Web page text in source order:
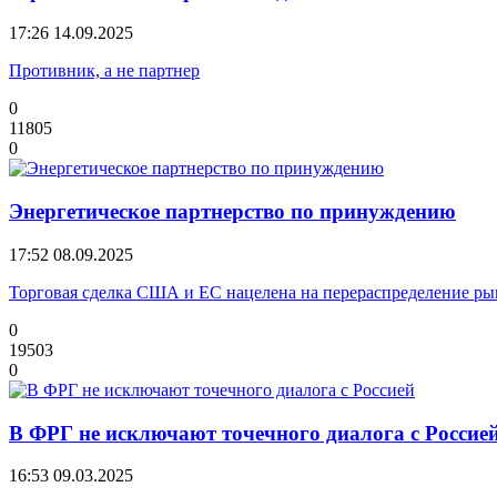
17:26 14.09.2025
Противник, а не партнер
0
11805
0
Энергетическое партнерство по принуждению
17:52 08.09.2025
Торговая сделка США и ЕС нацелена на перераспределение
0
19503
0
В ФРГ не исключают точечного диалога с
16:53 09.03.2025